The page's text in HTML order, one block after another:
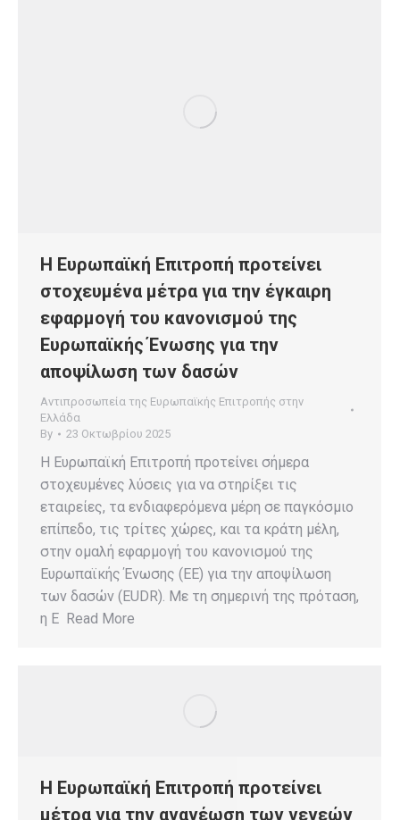
Η Ευρωπαϊκή Επιτροπή προτείνει
στοχευμένα μέτρα για την έγκαιρη
εφαρμογή του κανονισμού της
Ευρωπαϊκής Ένωσης για την
αποψίλωση των δασών
Αντιπροσωπεία της Ευρωπαϊκής Επιτροπής στην
Ελλάδα
By
23 Οκτωβρίου 2025
Η Ευρωπαϊκή Επιτροπή προτείνει σήμερα
στοχευμένες λύσεις για να στηρίξει τις
εταιρείες, τα ενδιαφερόμενα μέρη σε παγκόσμιο
επίπεδο, τις τρίτες χώρες, και τα κράτη μέλη,
στην ομαλή εφαρμογή του κανονισμού της
Ευρωπαϊκής Ένωσης (ΕΕ) για την αποψίλωση
των δασών (EUDR). Με τη σημερινή της πρόταση,
η Ε Read More
Η Ευρωπαϊκή Επιτροπή προτείνει
μέτρα για την ανανέωση των γενεών